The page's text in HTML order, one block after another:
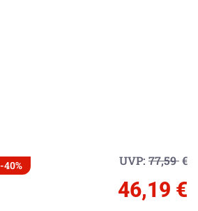
-40% UVP: 77,59€
46,19 €